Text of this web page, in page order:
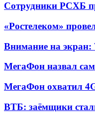
Сотрудники РСХБ
«Ростелеком»
Внимание на экран:
МегаФон назвал
МегаФон охватил
ВТБ: заёмщики